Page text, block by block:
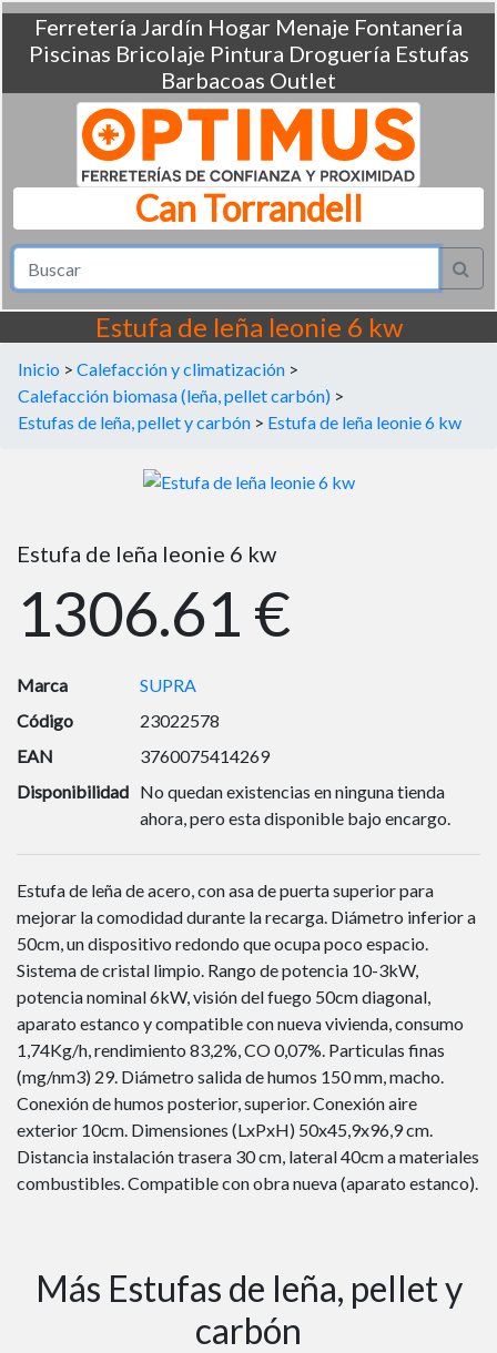
Ferretería Jardín Hogar Menaje Fontanería
Piscinas Bricolaje Pintura Droguería Estufas
Barbacoas Outlet
Can Torrandell
Estufa de leña leonie 6 kw
Inicio > Calefacción y climatización >
Calefacción biomasa (leña, pellet carbón) >
Estufas de leña, pellet y carbón > Estufa de leña leonie 6 kw
Estufa de leña leonie 6 kw
1306.61 €
Marca
SUPRA
Código
23022578
EAN
3760075414269
Disponibilidad No quedan existencias en ninguna tienda
ahora, pero esta disponible bajo encargo.
Estufa de leña de acero, con asa de puerta superior para
mejorar la comodidad durante la recarga. Diámetro inferior a
50cm, un dispositivo redondo que ocupa poco espacio.
Sistema de cristal limpio. Rango de potencia 10-3kW,
potencia nominal 6kW, visión del fuego 50cm diagonal,
aparato estanco y compatible con nueva vivienda, consumo
1,74Kg/h, rendimiento 83,2%, CO 0,07%. Particulas finas
(mg/nm3) 29. Diámetro salida de humos 150 mm, macho.
Conexión de humos posterior, superior. Conexión aire
exterior 10cm. Dimensiones (LxPxH) 50x45,9x96,9 cm.
Distancia instalación trasera 30 cm, lateral 40cm a materiales
combustibles. Compatible con obra nueva (aparato estanco).
Más Estufas de leña, pellet y
carbón